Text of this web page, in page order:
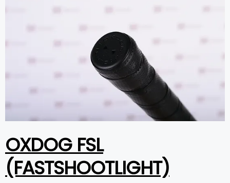
OXDOG FSL
(FASTSHOOTLIGHT)